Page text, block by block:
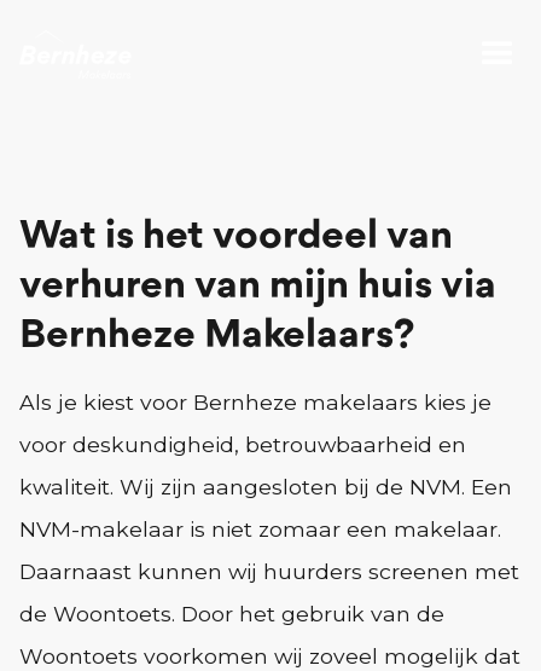
Wat is het voordeel van
verhuren van mijn huis via
Bernheze Makelaars?
Als je kiest voor Bernheze makelaars kies je
voor deskundigheid, betrouwbaarheid en
kwaliteit. Wij zijn aangesloten bij de NVM. Een
NVM-makelaar is niet zomaar een makelaar.
Daarnaast kunnen wij huurders screenen met
de Woontoets. Door het gebruik van de
Woontoets voorkomen wij zoveel mogelijk dat